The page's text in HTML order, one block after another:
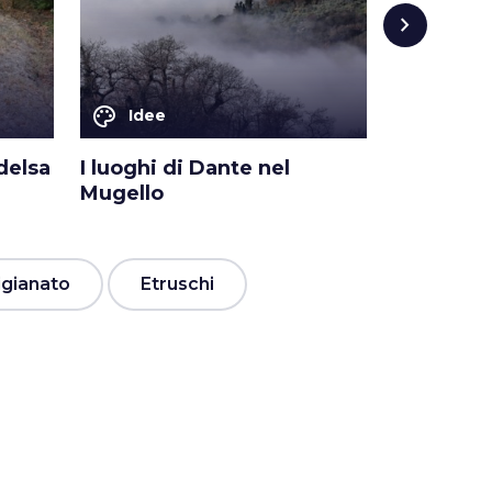
palette Idee
I luoghi di Dante nel
Mugello
chevron_right
Etruschi